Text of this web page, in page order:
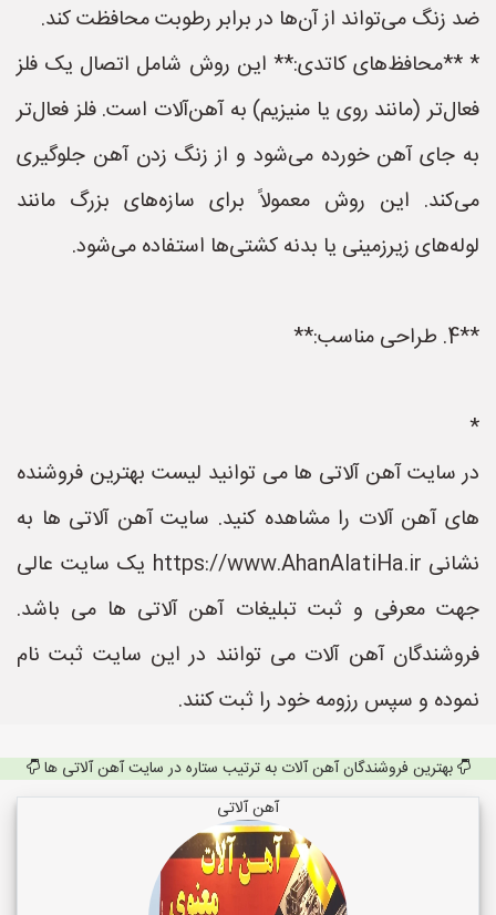
ضد زنگ می‌تواند از آن‌ها در برابر رطوبت محافظت کند.
* **محافظ‌های کاتدی:** این روش شامل اتصال یک فلز
فعال‌تر (مانند روی یا منیزیم) به آهن‌آلات است. فلز فعال‌تر
به جای آهن خورده می‌شود و از زنگ زدن آهن جلوگیری
می‌کند. این روش معمولاً برای سازه‌های بزرگ مانند
لوله‌های زیرزمینی یا بدنه کشتی‌ها استفاده می‌شود.
**4. طراحی مناسب:**
*
در سایت آهن آلاتی ها می توانید لیست بهترین فروشنده
های آهن آلات را مشاهده کنید. سایت آهن آلاتی ها به
نشانی https://www.AhanAlatiHa.ir یک سایت عالی
جهت معرفی و ثبت تبلیغات آهن آلاتی ها می باشد.
فروشندگان آهن آلات می توانند در این سایت ثبت نام
نموده و سپس رزومه خود را ثبت کنند.
بهترین فروشندگان آهن آلات به ترتیب ستاره در سایت آهن آلاتی ها
آهن آلاتی